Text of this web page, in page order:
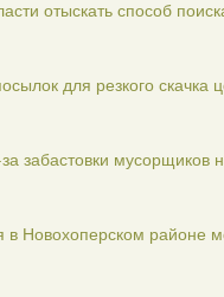
отыскать способ
для резкого скачка
забастовки мусорщиков
в Новохоперском районе